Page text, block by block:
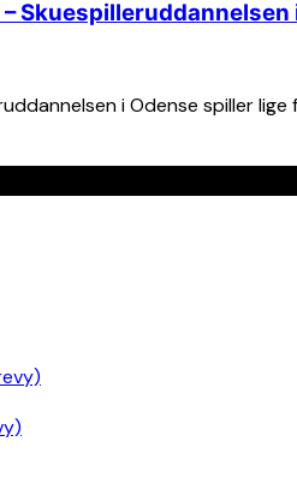
Skuespilleruddannelsen
i Odense spiller